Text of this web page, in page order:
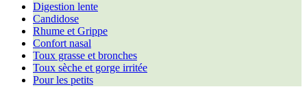
Digestion lente
Candidose
Rhume et Grippe
Confort nasal
Toux grasse et bronches
Toux sèche et gorge irritée
Pour les petits